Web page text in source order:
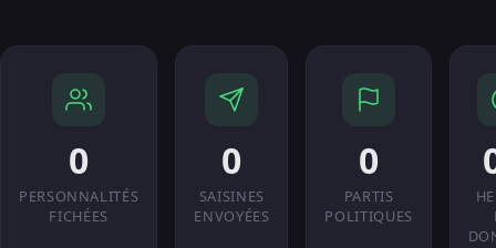
0
PERSONNALITÉS
FICHÉES
0
SAISINES
ENVOYÉES
0
PARTIS
POLITIQUES